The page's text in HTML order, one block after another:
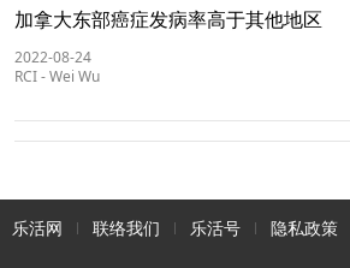
加拿大东部癌症发病率高于其他地区
2022-08-24
RCI-Wei Wu
乐活网 联络我们 乐活号 隐私政策